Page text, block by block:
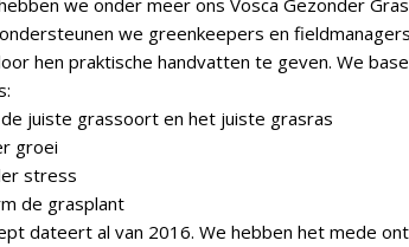
we onder meer ons Vosca Gezonder
we greenkeepers en
hen praktische handvatten te geven. We
juiste grassoort en het juiste grasras
groei
stress
de grasplant
dateert al van 2016. We hebben het mede